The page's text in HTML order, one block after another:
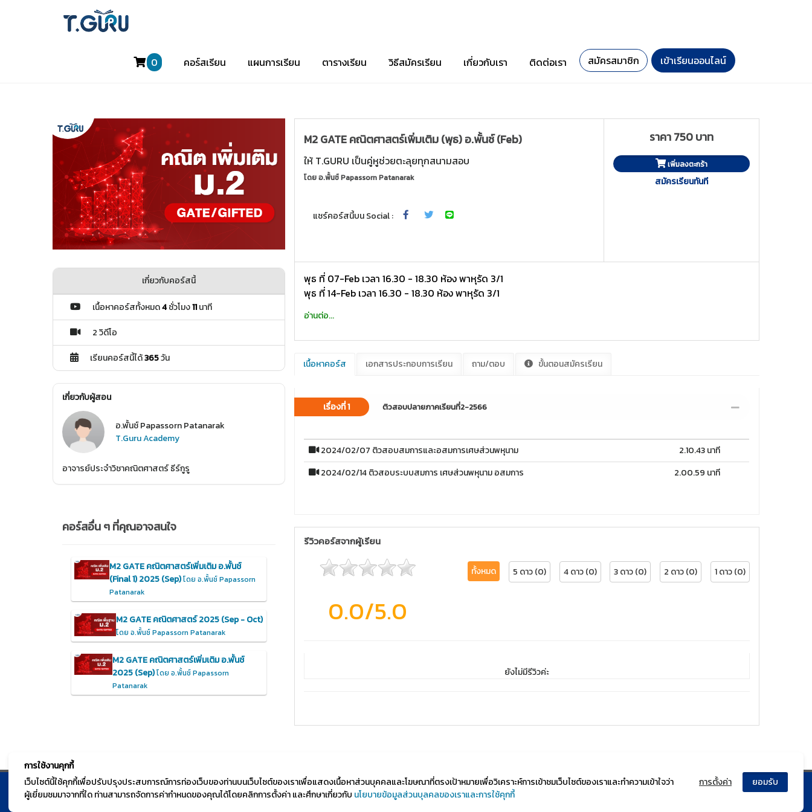
0 คอร์สเรียน แผนการเรียน ตารางเรียน วิธีสมัครเรียน เกี่ยวกับเรา ติดต่อเรา สมัครสมาชิก เข้าเรียนออนไลน์
M2 GATE คณิตศาสตร์เพิ่มเติม (พุธ) อ.พั้นช์ (Feb)
ให้ T.GURU เป็นคู่หูช่วยตะลุยทุกสนามสอบ
โดยอ.พั้นช์ Papassorn Patanarak
แชร์คอร์สนี้บน Social :
ราคา 750 บาท
เพิ่มลงตะกร้า
สมัครเรียนทันที
พุธ ที่ 07-Feb เวลา 16.30 - 18.30 ห้อง พาหุรัด 3/1
พุธ ที่ 14-Feb เวลา 16.30 - 18.30 ห้อง พาหุรัด 3/1
อ่านต่อ...
เนื้อหาคอร์ส เอกสารประกอบการเรียน ถาม/ตอบ ขั้นตอนสมัครเรียน
เรื่องที่ 1 ติวสอบปลายภาคเรียนที่2-2566
2024/02/07 ติวสอบสมการและอสมการเศษส่วนพหุนาม
2.10.43 นาที
2024/02/14 ติวสอบระบบสมการ เศษส่วนพหุนาม อสมการ
2.00.59 นาที
รีวิวคอร์สจากผู้เรียน
0.0/5.0
ทั้งหมด 5 ดาว (0) 4 ดาว (0) 3 ดาว (0) 2 ดาว (0) 1 ดาว (0)
ยังไม่มีรีวิวค่ะ
เกี่ยวกับคอร์สนี้
เนื้อหาคอร์สทั้งหมด4ชั่วโมง11นาที
2 วิดีโอ
เรียนคอร์สนี้ได้365วัน
เกี่ยวกับผู้สอน
อ.พั้นช์ Papassorn Patanarak
T.Guru Academy
อาจารย์ประจำวิชาคณิตศาสตร์ ธีร์กูรู
คอร์สอื่น ๆ ที่คุณอาจสนใจ
M2 GATE คณิตศาสตร์เพิ่มเติม อ.พั้นช์
(Final 1) 2025 (Sep)โดย อ.พั้นช์ Papassorn
Patanarak
M2 GATE คณิตศาสตร์ 2025 (Sep - Oct)
โดย อ.พั้นช์ Papassorn Patanarak
M2 GATE คณิตศาสตร์เพิ่มเติม อ.พั้นช์
2025 (Sep)โดย อ.พั้นช์ Papassorn
Patanarak
การใช้งานคุกกี้
เว็บไซต์นี้ใช้คุกกี้เพื่อปรับปรุงประสบการณ์การท่องเว็บของท่านบนเว็บไซต์ของเราเพื่อแสดงเนื้อหาส่วนบุคคลและโฆษณาที่ตรงเป้าหมายเพื่อวิเคราะห์การเข้าชมเว็บไซต์ของเราและทำความเข้าใจว่า
ผู้เยี่ยมชมมาจากที่ใด ท่านสามารถจัดการค่ากำหนดของคุณได้โดยคลิกการตั้งค่า และศึกษาเกี่ยวกับ นโยบายข้อมูลส่วนบุลคลของเราและการใช้คุกกี้
การตั้งค่า
© TGURU.online 2026 All right reserved. v1.0 Powered by Course Square